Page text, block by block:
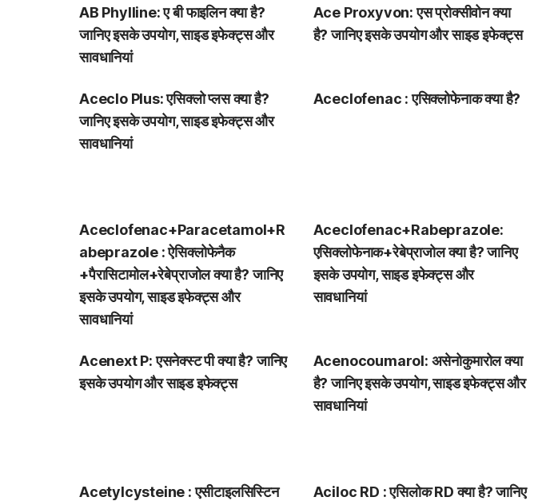
AB Phylline: ए बी फाइलिन क्या है?
जानिए इसके उपयोग, साइड इफेक्ट्स और
सावधानियां
Ace Proxyvon: एस प्रोक्सीवोन क्या
है? जानिए इसके उपयोग और साइड इफेक्ट्स
Aceclo Plus: एसिक्लो प्लस क्या है?
जानिए इसके उपयोग, साइड इफेक्ट्स और
सावधानियां
Aceclofenac : एसिक्लोफेनाक क्या है?
Aceclofenac+Paracetamol+R
abeprazole : ऐसिक्लोफेनैक
+पैरासिटामोल+रेबेप्राजोल क्या है? जानिए
इसके उपयोग, साइड इफेक्ट्स और
सावधानियां
Aceclofenac+Rabeprazole:
एसिक्लोफेनाक+रेबेप्राजोल क्या है? जानिए
इसके उपयोग, साइड इफेक्ट्स और
सावधानियां
Acenext P: एसनेक्स्ट पी क्या है? जानिए
इसके उपयोग और साइड इफेक्ट्स
Acenocoumarol: असेनोकुमारोल क्या
है? जानिए इसके उपयोग, साइड इफेक्ट्स और
सावधानियां
Acetylcysteine : एसीटाइलसिस्टिन
Aciloc RD : एसिलोक RD क्या है? जानिए